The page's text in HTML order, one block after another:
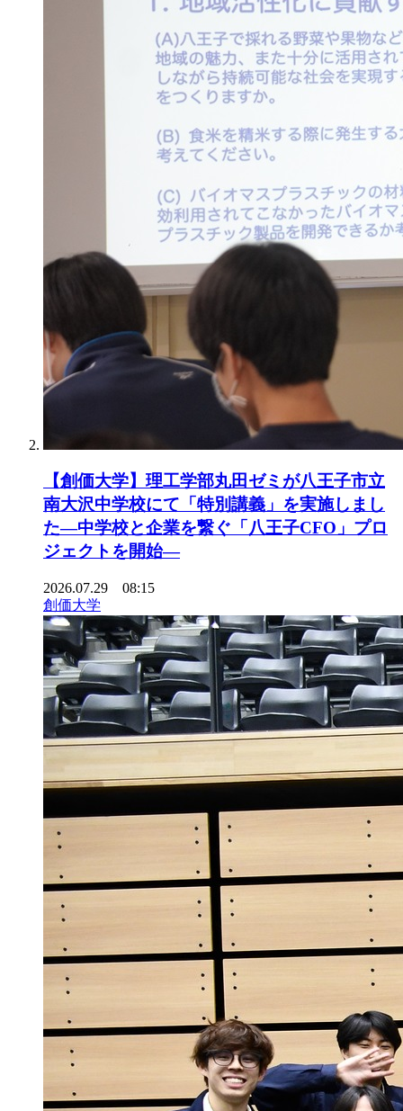
【創価大学】理工学部丸田ゼミが八王子市立
南大沢中学校にて「特別講義」を実施しまし
た―中学校と企業を繋ぐ「八王子CFO」プロ
ジェクトを開始―
2026.07.29 08:15
創価大学